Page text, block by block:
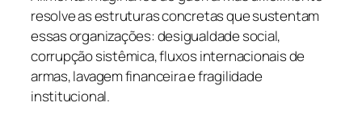
resolve as estruturas concretas que sustentam
essas organizações: desigualdade social,
corrupção sistêmica, fluxos internacionais de
armas, lavagem financeira e fragilidade
institucional.